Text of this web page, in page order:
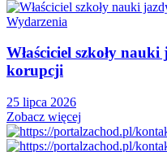
Wydarzenia
Właściciel szkoły
korupcji
25 lipca 2026
Zobacz więcej